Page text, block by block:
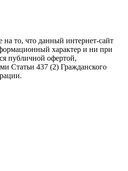
то, что данный интернет-сайт
характер и ни при
публичной офертой,
Статьи 437 (2) Гражданского